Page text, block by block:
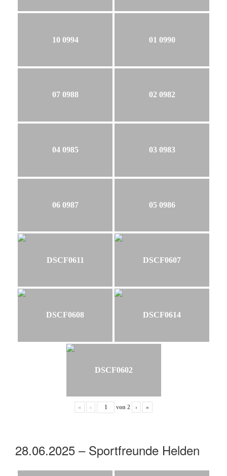
10 0994 01 0990
07 0988 02 0982
04 0985 03 0983
06 0987 05 0986
DSCF0611 DSCF0607
DSCF0608 DSCF0614
DSCF0602
« ‹ von 2 › »
28.06.2025 – Sportfreunde Helden